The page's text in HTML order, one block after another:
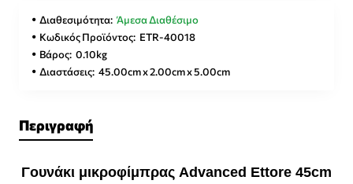
Διαθεσιμότητα: Άμεσα Διαθέσιμο
Κωδικός Προϊόντος: ETR-40018
Βάρος: 0.10kg
Διαστάσεις: 45.00cm x 2.00cm x 5.00cm
Περιγραφή
Γουνάκι μικροφίμπρας Advanced Ettore 45cm